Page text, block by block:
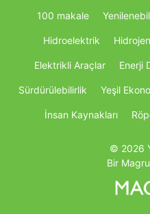
100 makale
Hidroelektrik Hidrojen
Elektrikli Araçlar Enerji
Sürdürülebilirlik Yeşil
İnsan Kaynakları
© 2026
Bir